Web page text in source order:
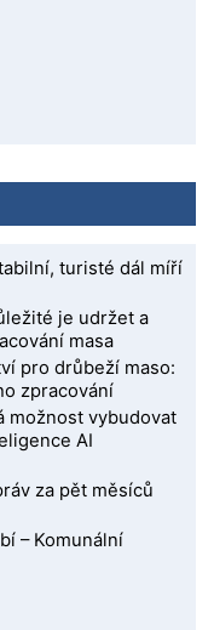
turisté dál míří
je udržet a
masa
pro drůbeží maso:
zpracování
možnost vybudovat
AI
za pět měsíců
– Komunální